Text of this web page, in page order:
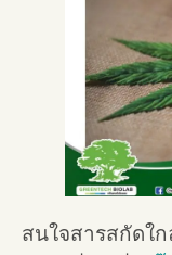
สนใจสารสกัดใ